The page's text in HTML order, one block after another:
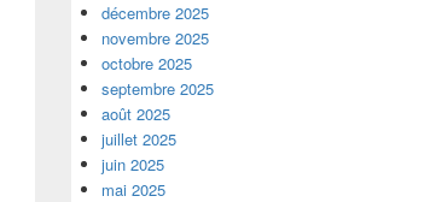
décembre 2025
novembre 2025
octobre 2025
septembre 2025
août 2025
juillet 2025
juin 2025
mai 2025